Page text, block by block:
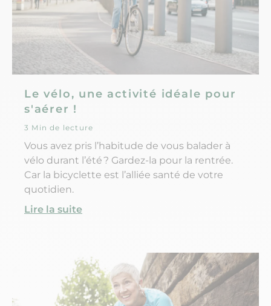
Le vélo, une activité idéale pour
s'aérer !
3 Min de lecture
Vous avez pris l’habitude de vous balader à
vélo durant l’été ? Gardez-la pour la rentrée.
Car la bicyclette est l’alliée santé de votre
quotidien.
Lire la suite